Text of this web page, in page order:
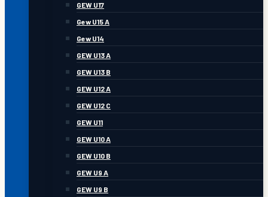
GEW U17
Gew U15 A
Gew U14
GEW U13 A
GEW U13 B
GEW U12 A
GEW U12 C
GEW U11
GEW U10 A
GEW U10 B
GEW U9 A
GEW U9 B